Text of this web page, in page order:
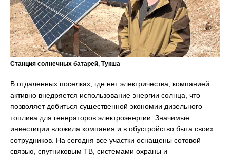
Станция солнечных батарей, Тукша
В отдаленных поселках, где нет электричества, компанией
активно внедряется использование энергии солнца, что
позволяет добиться существенной экономии дизельного
топлива для генераторов электроэнергии. Значимые
инвестиции вложила компания и в обустройство быта своих
сотрудников. На сегодня все участки оснащены сотовой
связью, спутниковым ТВ, системами охраны и